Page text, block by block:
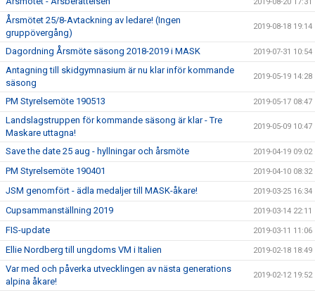
Årsmötet 25/8-Avtackning av ledare! (Ingen
gruppövergång)
2019-08-18 19:14
Dagordning Årsmöte säsong 2018-2019 i MASK 2019-07-31 10:54
Antagning till skidgymnasium är nu klar inför kommande
säsong
2019-05-19 14:28
PM Styrelsemöte 190513 2019-05-17 08:47
Landslagstruppen för kommande säsong är klar - Tre
Maskare uttagna!
2019-05-09 10:47
Save the date 25 aug - hyllningar och årsmöte 2019-04-19 09:02
PM Styrelsemöte 190401 2019-04-10 08:32
JSM genomfört - ädla medaljer till MASK-åkare! 2019-03-25 16:34
Cupsammanställning 2019 2019-03-14 22:11
FIS-update 2019-03-11 11:06
Ellie Nordberg till ungdoms VM i Italien 2019-02-18 18:49
Var med och påverka utvecklingen av nästa generations
alpina åkare!
2019-02-12 19:52